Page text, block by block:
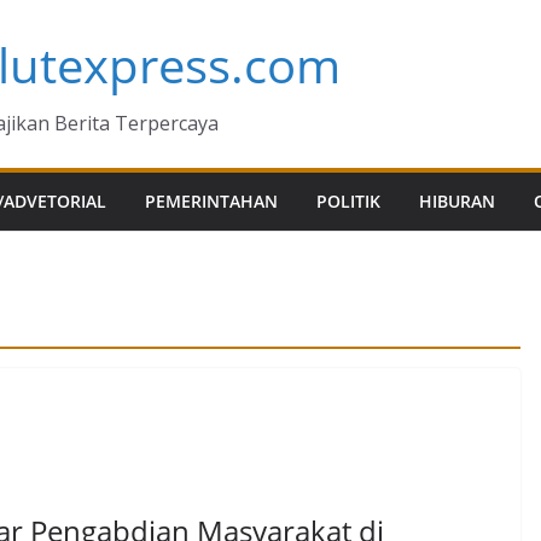
Berita Terpercaya
PEMERINTAHAN POLITIK HIBURAN
Pengabdian Masyarakat di